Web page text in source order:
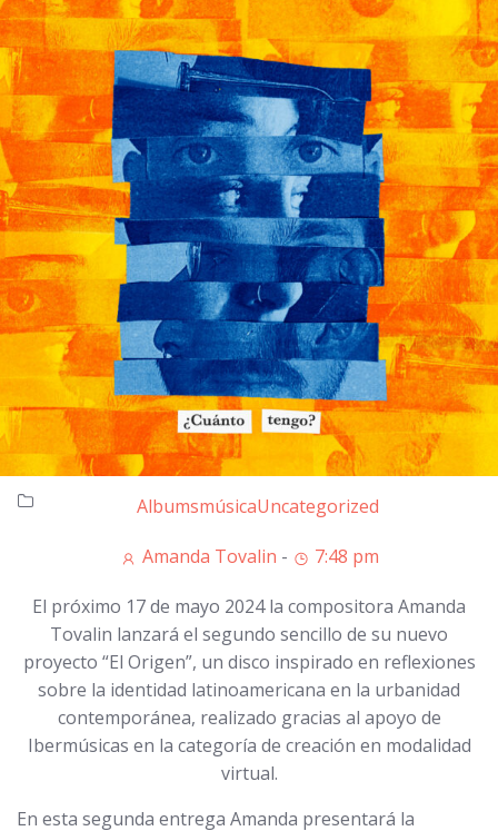
AlbumsmúsicaUncategorized
Amanda Tovalin - 7:48 pm
El próximo 17 de mayo 2024 la compositora Amanda
Tovalin lanzará el segundo sencillo de su nuevo
proyecto “El Origen”, un disco inspirado en reflexiones
sobre la identidad latinoamericana en la urbanidad
contemporánea, realizado gracias al apoyo de
Ibermúsicas en la categoría de creación en modalidad
virtual.
En esta segunda entrega Amanda presentará la